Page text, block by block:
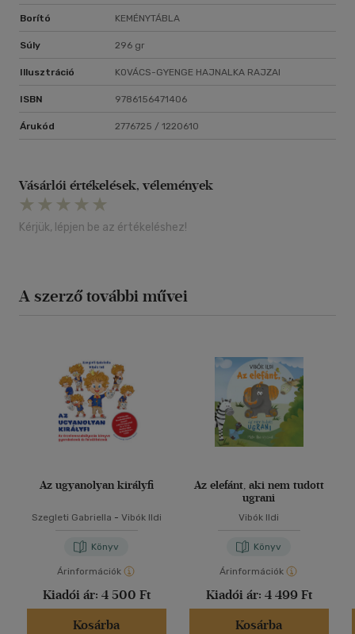
mindennapokban.
Borító KEMÉNYTÁBLA
Súly 296 gr
Illusztráció KOVÁCS-GYENGE HAJNALKA RAJZAI
ISBN 9786156471406
Árukód 2776725 / 1220610
Vásárlói értékelések, vélemények
Kérjük, lépjen be az értékeléshez!
A szerző további művei
Az ugyanolyan királyfi
Szegleti Gabriella - Vibók Ildi
Könyv
Árinformációk
Kiadói ár: 4 500 Ft
Kosárba
Az elefánt, aki nem tudott
ugrani
Vibók Ildi
Könyv
Árinformációk
Kiadói ár: 4 499 Ft
Kosárba